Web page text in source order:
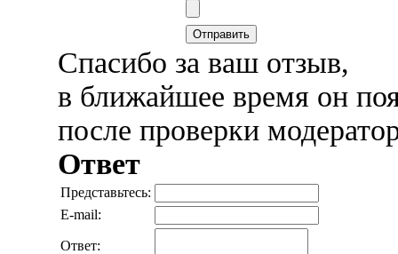
Отправить
Спасибо за ваш отзыв,
в ближайшее время он
после проверки
Ответ
Представьтесь:
E-mail:
Ответ: